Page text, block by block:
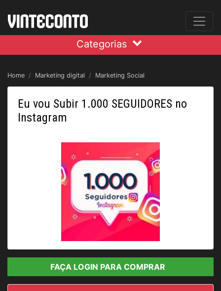
Categorias
Home Marketing digital Marketing Social
Eu vou Subir 1.000 SEGUIDORES no
Instagram
I
t
m
FAÇA LOGIN PARA COMPRAR